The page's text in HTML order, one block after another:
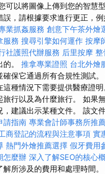
可以將圖像上傳到您的智慧
誤，請根據要求進行更正，
業抓姦服務 創意下午茶外燴
服務 搜尋引擎如何運作 按摩
社護照代辦服務 后里按摩 整
。 推拿專業證照 台北外燴
確保它通過所有合規性測試
這種情況下需要提供醫療證
旅行以及為什麼旅行。 如果
，建議出示某種文件。 該文
請指南 專業會計師事務所推
商登記的流程與注意事項 實
熱門外燴推薦選擇 假牙費用
怎麼辦 深入了解SEO的核心
解所涉及的費用和處理時間